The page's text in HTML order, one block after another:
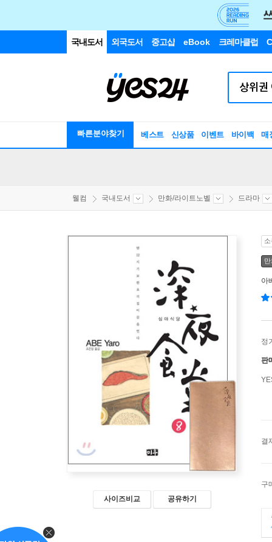
국내도서 외국도서 중고샵 eBook 크레마클럽
빠른분야찾기 베스트 신상품 이벤트 바이백 매
웰컴 국내도서 만화/라이트노벨 드라마
사이즈비교 공유하기
아
정
판
결
구